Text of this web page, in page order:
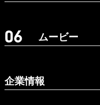
ムービー
企業情報